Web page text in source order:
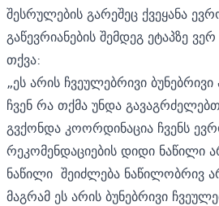
შესრულების გარეშეც ქვეყანა
გაწევრიანების შემდეგ ეტაპზე
თქვა:
„ეს არის ჩვეულებრივი
ჩვენ რა თქმა უნდა
გვქონდა კოორდინაცია ჩვენს
რეკომენდაციების დიდი ნაწილი
ნაწილი შეიძლება ნაწილობრივ
მაგრამ ეს არის ბუნებრივი